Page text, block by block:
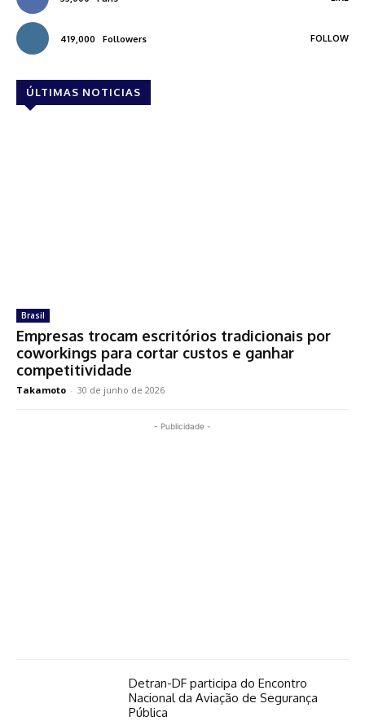
419,000 Followers FOLLOW
ÚLTIMAS NOTICIAS
Brasil
Empresas trocam escritórios tradicionais por
coworkings para cortar custos e ganhar
competitividade
Takamoto - 30 de junho de 2026
- Publicidade -
Detran-DF participa do Encontro
Nacional da Aviação de Segurança
Pública